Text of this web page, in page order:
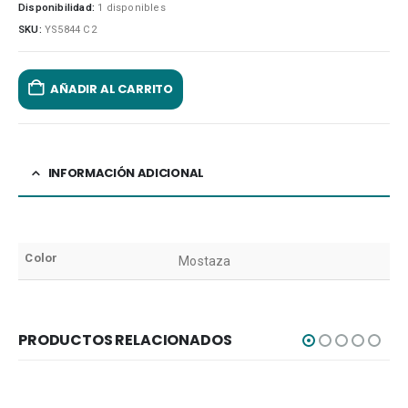
Disponibilidad: 1 disponibles
SKU: YS5844 C2
AÑADIR AL CARRITO
INFORMACIÓN ADICIONAL
Color Mostaza
PRODUCTOS RELACIONADOS